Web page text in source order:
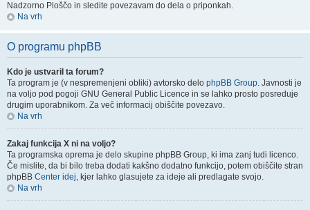
Nadzorno Ploščo in sledite povezavam do dela o priponkah.
Na vrh
O programu phpBB
Kdo je ustvaril ta forum?
Ta program je (v nespremenjeni obliki) avtorsko delo phpBB Group. Javnosti je
na voljo pod pogoji GNU General Public Licence in se lahko prosto posreduje
drugim uporabnikom. Za več informacij obiščite povezavo.
Na vrh
Zakaj funkcija X ni na voljo?
Ta programska oprema je delo skupine phpBB Group, ki ima zanj tudi licenco.
Če mislite, da bi bilo treba dodati kakšno dodatno funkcijo, potem obiščite stran
phpBB Center idej, kjer lahko glasujete za ideje ali predlagate svojo.
Na vrh